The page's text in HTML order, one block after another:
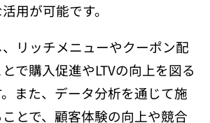
用が可能です。
リッチメニューやクーポン配
で購入促進やLTVの向上を図る
また、データ分析を通じて施
とで、顧客体験の向上や競合